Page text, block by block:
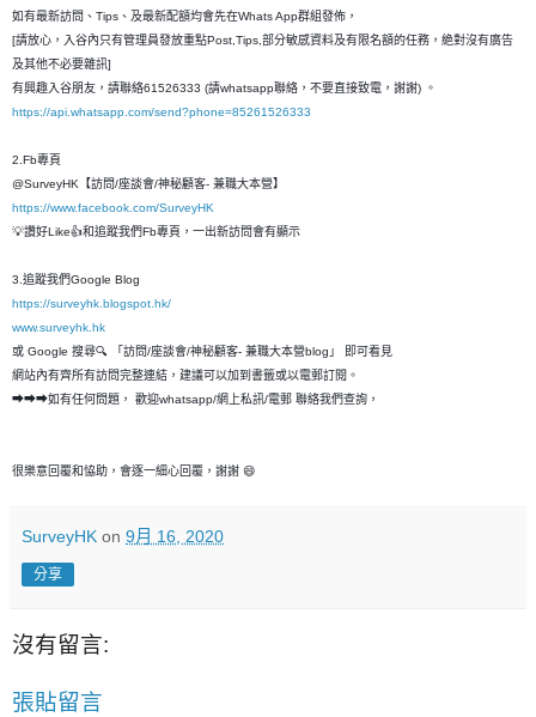
如有最新訪問、Tips、及最新配額均會先在Whats App群組發佈，
[請放心，入谷內只有管理員發放重點Post,Tips,部分敏感資料及有限名額的任務，絶對沒有廣告
及其他不必要雜訊]
有興趣入谷朋友，請聯絡61526333 (請whatsapp聯絡，不要直接致電，謝謝) 。
https://api.whatsapp.com/send?phone=85261526333
2.Fb專頁
@SurveyHK【訪問/座談會/神秘顧客- 兼職大本營】
https://www.facebook.com/SurveyHK
💡讚好Like👍和追蹤我們Fb專頁，一出新訪問會有顯示
3.追蹤我們Google Blog
https://surveyhk.blogspot.hk/
www.surveyhk.hk
或 Google 搜尋🔍 「訪問/座談會/神秘顧客- 兼職大本營blog」 即可看見
網站內有齊所有訪問完整連結，建議可以加到書籤或以電郵訂閱。
➡➡➡如有任何問題， 歡迎whatsapp/網上私訊/電郵 聯絡我們查詢，
很樂意回覆和恊助，會逐一細心回覆，謝謝 😄
SurveyHK on 9月 16, 2020
分享
沒有留言:
張貼留言